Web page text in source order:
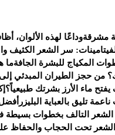
وداعًا لهذه الألوان،
سر الشعر الكثيف
المكياج للبشرة الجافةما
من حجز الطيران المبدئي
ماء الأرز بشرتك طبيعياً؟
تليق بالعباية البليزر
التالف بخطوات بسيطة
تحت الحجاب والحفاظ